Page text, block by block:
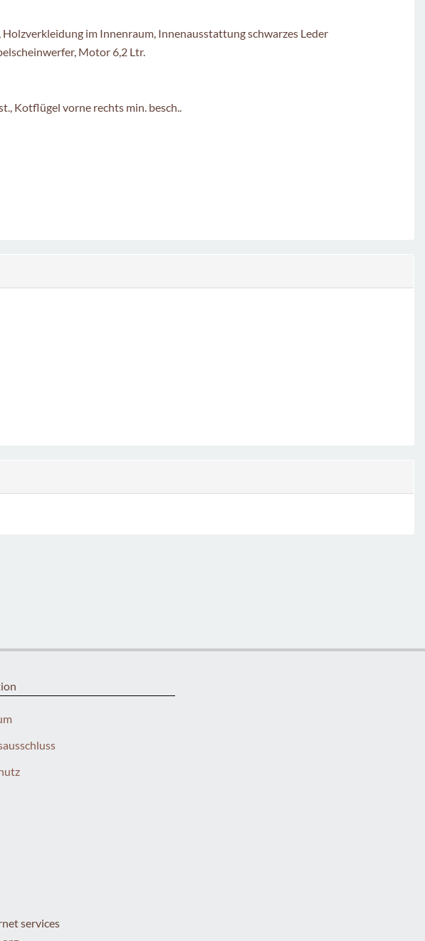
im Innenraum, Innenausstattung schwarzes Leder
Motor 6,2 Ltr.
Kotflügel vorne rechts min. besch..
services